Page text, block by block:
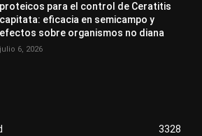
proteicos para el control de Ceratitis
capitata: eficacia en semicampo y
efectos sobre organismos no diana
julio 6, 2026
3328